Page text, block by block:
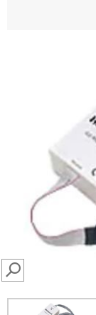
SEARCH